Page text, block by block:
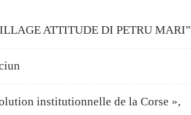
ATTITUDE DI PETRU MARI”
institutionnelle de la Corse »,